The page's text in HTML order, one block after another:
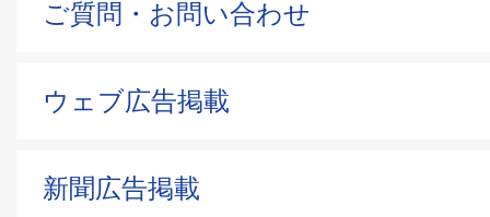
ご質問・お問い合わせ
ウェブ広告掲載
新聞広告掲載